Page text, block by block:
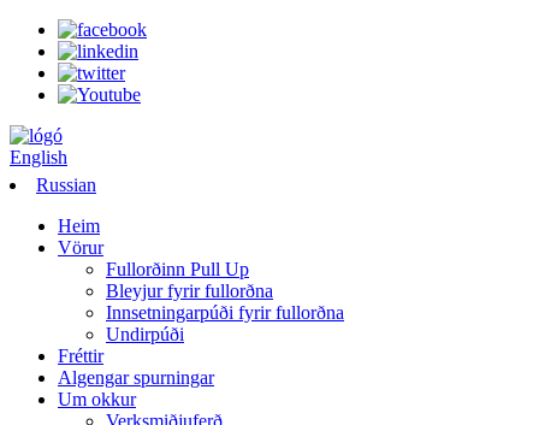
English
Russian
Heim
Vörur
Fullorðinn Pull Up
Bleyjur fyrir fullorðna
Innsetningarpúði fyrir fullorðna
Undirpúði
Fréttir
Algengar spurningar
Um okkur
Verksmiðjuferð